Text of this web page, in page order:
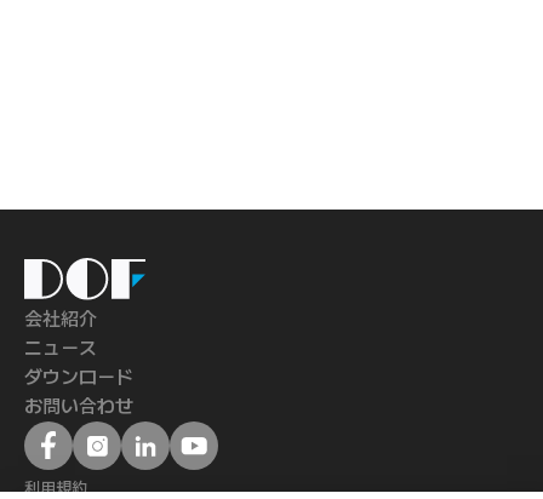
Inc.
会社紹介
ニュース
ダウンロード
お問い合わせ
利用規約